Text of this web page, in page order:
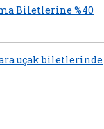
Biletlerine %40
uçak biletlerinde